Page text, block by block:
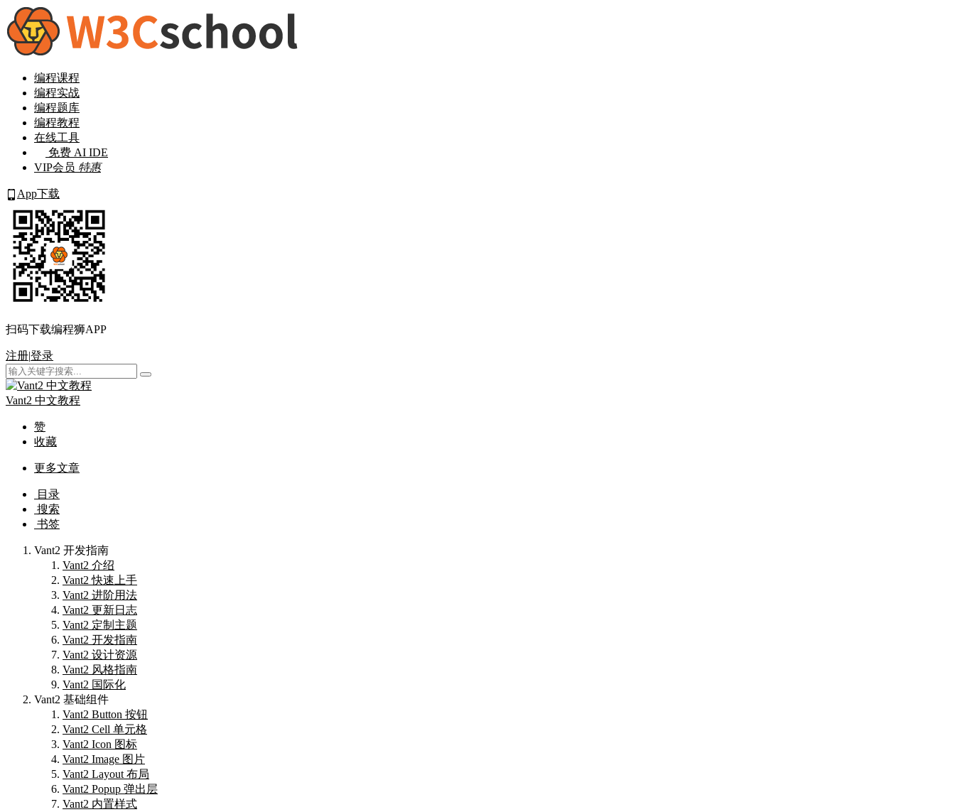
编程课程
编程实战
编程题库
编程教程
在线工具
免费 AI IDE
VIP会员 特惠
App下载
扫码下载编程狮APP
注册|登录
Vant2 中文教程
赞
收藏
更多文章
目录
搜索
书签
Vant2 开发指南
Vant2 介绍
Vant2 快速上手
Vant2 进阶用法
Vant2 更新日志
Vant2 定制主题
Vant2 开发指南
Vant2 设计资源
Vant2 风格指南
Vant2 国际化
Vant2 基础组件
Vant2 Button 按钮
Vant2 Cell 单元格
Vant2 Icon 图标
Vant2 Image 图片
Vant2 Layout 布局
Vant2 Popup 弹出层
Vant2 内置样式